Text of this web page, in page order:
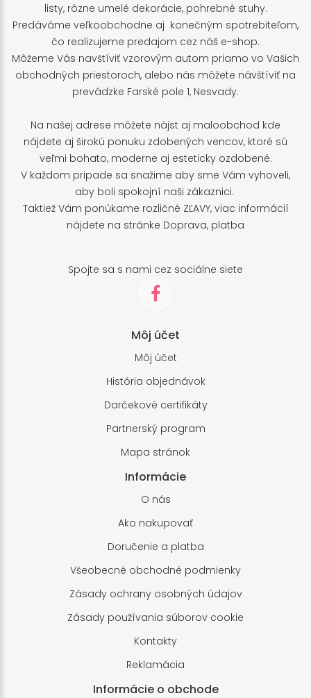
listy, rôzne umelé dekorácie, pohrebné stuhy.
Predáváme veľkoobchodne aj konečným spotrebiteľom,
čo realizujeme predajom cez náš e-shop.
Môžeme Vás navštíviť vzorovým autom priamo vo Vašich
obchodných priestoroch, alebo nás môžete návštíviť na
prevádzke Farské pole 1, Nesvady.
Na našej adrese môžete nájst aj maloobchod kde
nájdete aj širokú ponuku zdobených vencov, ktoré sú
veľmi bohato, moderne aj esteticky ozdobené.
V každom pripade sa snažime aby sme Vám vyhoveli,
aby boli spokojní naši zákaznici.
Taktiež Vám ponúkame rozličné ZĽAVY, viac informácií
nájdete na stránke Doprava, platba
Spojte sa s nami cez sociálne siete
Môj účet
Môj účet
História objednávok
Darčekové certifikáty
Partnerský program
Mapa stránok
Informácie
O nás
Ako nakupovať
Doručenie a platba
Všeobecné obchodné podmienky
Zásady ochrany osobných údajov
Zásady používania súborov cookie
Kontakty
Reklamácia
Informácie o obchode